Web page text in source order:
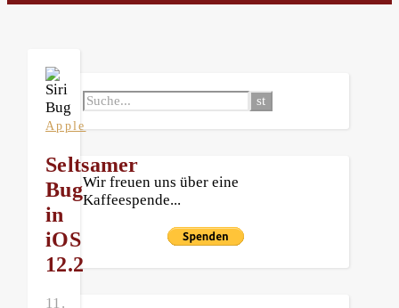
Apple
Seltsamer
Bug
in
iOS
12.2
11.
Wir freuen uns über eine
Kaffeespende...